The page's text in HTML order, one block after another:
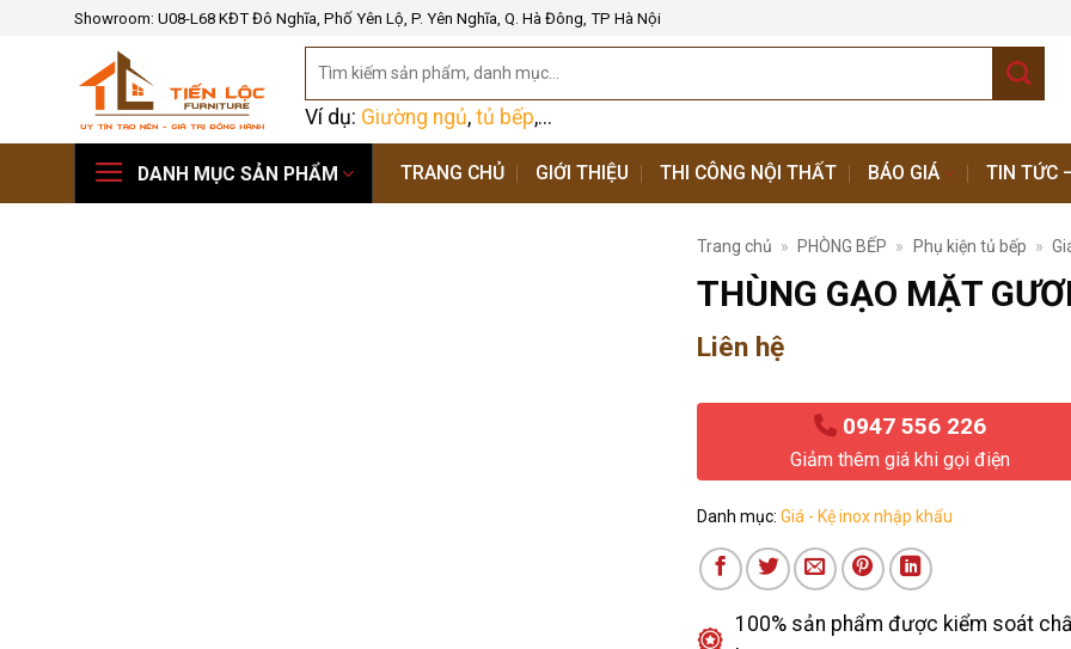
Showroom: U08-L68 KĐT Đô Nghĩa, Phố Yên Lộ, P. Yên Nghĩa, Q. Hà Đông, TP Hà Nội
Ví dụ: Giường ngủ, tủ bếp,...
DANH MỤC SẢN PHẨM TRANG CHỦ GIỚI THIỆU THI CÔNG NỘI THẤT BÁO GIÁ TIN TỨC
Trang chủ » PHÒNG BẾP » Phụ kiện tủ bếp »
THÙNG GẠO MẶT
Liên hệ
0947 556 226
Giảm thêm giá khi gọi điện
Danh mục: Giá - Kệ inox nhập khẩu
100% sản phẩm được kiểm soát